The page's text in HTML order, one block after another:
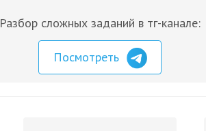
Разбор сложных заданий в тг-канале:
Посмотреть